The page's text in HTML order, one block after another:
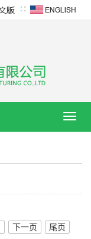
∷
导
下一页
尾页